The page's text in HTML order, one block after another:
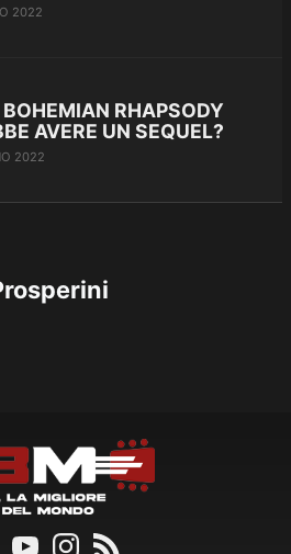
2022
BOHEMIAN RHAPSODY
AVERE UN SEQUEL?
2022